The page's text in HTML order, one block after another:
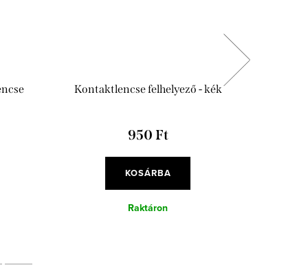
Kontaktlencse felhelyező - kék
950 Ft
KOSÁRBA
Raktáron